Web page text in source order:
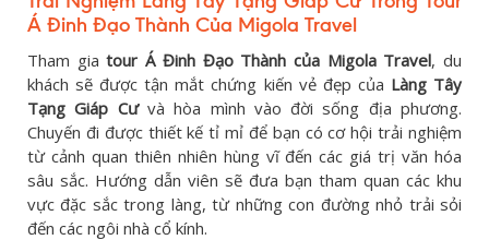
Á Đinh Đạo Thành Của Migola Travel
Tham giatour Á Đinh Đạo Thành của Migola Travel, du
khách sẽ được tận mắt chứng kiến vẻ đẹp của Làng Tây
Tạng Giáp Cưvà hòa mình vào đời sống địa phương.
Chuyến đi được thiết kế tỉ mỉ để bạn có cơ hội trải nghiệm
từ cảnh quan thiên nhiên hùng vĩ đến các giá trị văn hóa
sâu sắc. Hướng dẫn viên sẽ đưa bạn tham quan các khu
vực đặc sắc trong làng, từ những con đường nhỏ trải sỏi
đến các ngôi nhà cổ kính.